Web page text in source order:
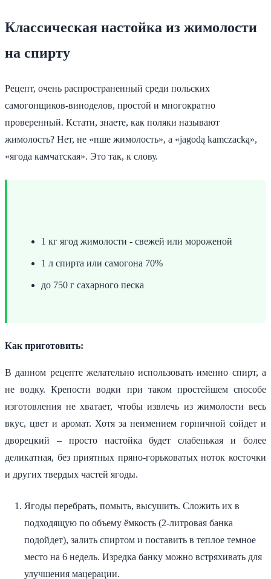
Классическая настойка из жимолости
на спирту
Рецепт, очень распространенный среди польских
самогонщиков-виноделов, простой и многократно
проверенный. Кстати, знаете, как поляки называют
жимолость? Нет, не «пше жимолость», а «jagodą kamczacką»,
«ягода камчатская». Это так, к слову.
1 кг ягод жимолости - свежей или мороженой
1 л спирта или самогона 70%
до 750 г сахарного песка
Как приготовить:
В данном рецепте желательно использовать именно спирт, а
не водку. Крепости водки при таком простейшем способе
изготовления не хватает, чтобы извлечь из жимолости весь
вкус, цвет и аромат. Хотя за неимением горничной сойдет и
дворецкий – просто настойка будет слабенькая и более
деликатная, без приятных пряно-горьковатых ноток косточки
и других твердых частей ягоды.
Ягоды перебрать, помыть, высушить. Сложить их в
подходящую по объему ёмкость (2-литровая банка
подойдет), залить спиртом и поставить в теплое темное
место на 6 недель. Изредка банку можно встряхивать для
улучшения мацерации.